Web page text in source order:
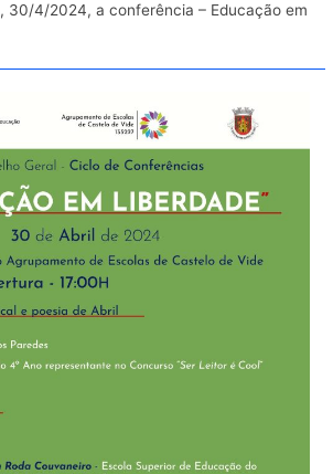
30/4/2024, a conferência – Educação em